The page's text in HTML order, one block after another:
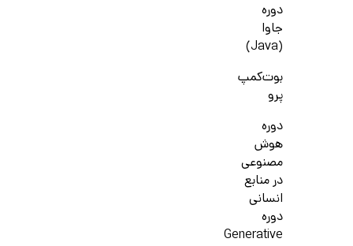
دوره
جاوا
(Java)
بوت‌کمپ
پرو
دوره
هوش
مصنوعی
در منابع
انسانی
دوره
Generative